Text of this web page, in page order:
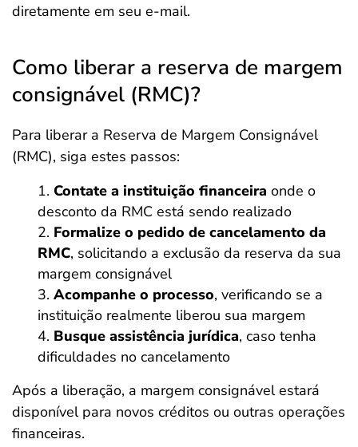
diretamente em seu e-mail.
Como liberar a reserva de margem
consignável (RMC)?
Para liberar a Reserva de Margem Consignável
(RMC), siga estes passos:
Contate a instituição financeira onde o
desconto da RMC está sendo realizado
Formalize o pedido de cancelamento da
RMC, solicitando a exclusão da reserva da sua
margem consignável
Acompanhe o processo, verificando se a
instituição realmente liberou sua margem
Busque assistência jurídica, caso tenha
dificuldades no cancelamento
Após a liberação, a margem consignável estará
disponível para novos créditos ou outras operações
financeiras.